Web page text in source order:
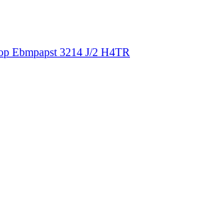
Ebmpapst 3214 J/2 H4TR